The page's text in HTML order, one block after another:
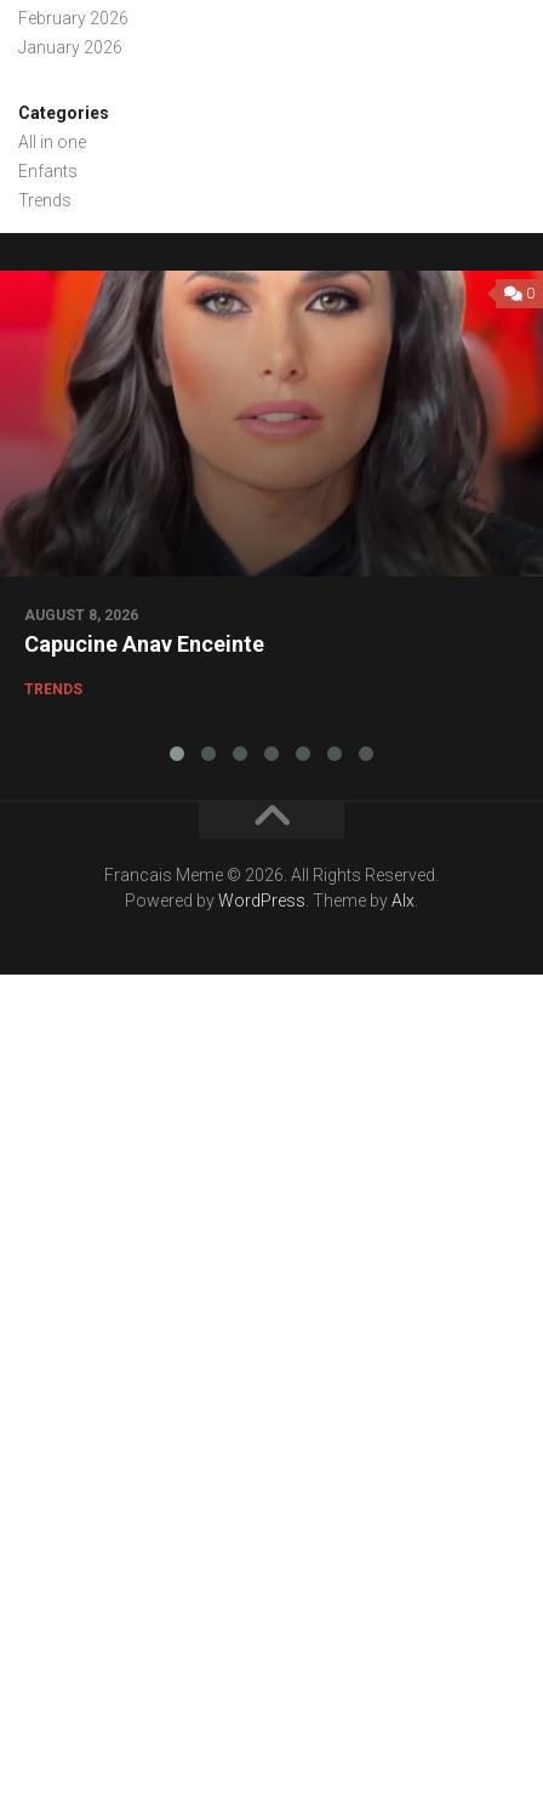
February 2026
January 2026
Categories
All in one
Enfants
Trends
0
AUGUST 8, 2026
Capucine Anav Enceinte
TRENDS
Francais Meme © 2026. All Rights Reserved.
Powered byWordPress . Theme byAlx